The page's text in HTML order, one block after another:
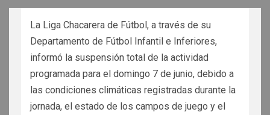
La Liga Chacarera de Fútbol, a través de su
Departamento de Fútbol Infantil e Inferiores,
informó la suspensión total de la actividad
programada para el domingo 7 de junio, debido a
las condiciones climáticas registradas durante la
jornada, el estado de los campos de juego y el